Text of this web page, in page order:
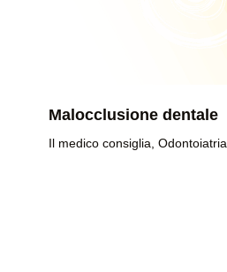
Malocclusione dentale
Il medico consiglia Odontoiatria